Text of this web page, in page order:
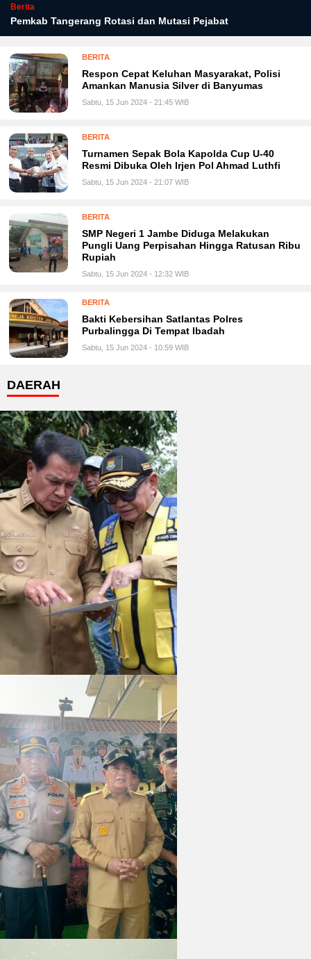
Berita
Pemkab Tangerang Rotasi dan Mutasi Pejabat
BERITA
Respon Cepat Keluhan Masyarakat, Polisi
Amankan Manusia Silver di Banyumas
Sabtu, 15 Jun 2024 - 21:45 WIB
BERITA
Turnamen Sepak Bola Kapolda Cup U-40
Resmi Dibuka Oleh Irjen Pol Ahmad Luthfi
Sabtu, 15 Jun 2024 - 21:07 WIB
BERITA
SMP Negeri 1 Jambe Diduga Melakukan
Pungli Uang Perpisahan Hingga Ratusan Ribu
Rupiah
Sabtu, 15 Jun 2024 - 12:32 WIB
BERITA
Bakti Kebersihan Satlantas Polres
Purbalingga Di Tempat Ibadah
Sabtu, 15 Jun 2024 - 10:59 WIB
DAERAH